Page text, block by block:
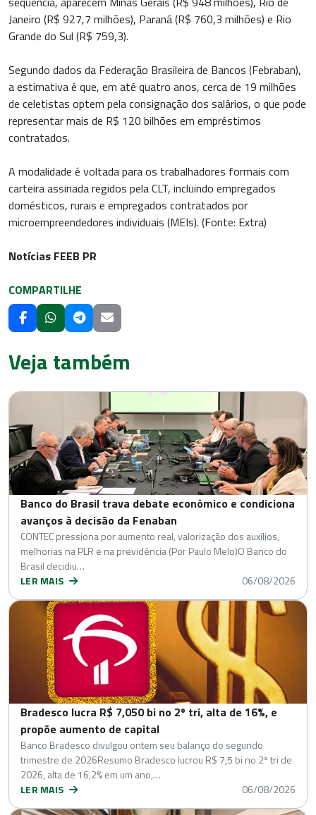
Janeiro (R$ 927,7 milhões), Paraná (R$ 760,3 milhões) e Rio
Grande do Sul (R$ 759,3).
Segundo dados da Federação Brasileira de Bancos (Febraban),
a estimativa é que, em até quatro anos, cerca de 19 milhões
de celetistas optem pela consignação dos salários, o que pode
representar mais de R$ 120 bilhões em empréstimos
contratados.
A modalidade é voltada para os trabalhadores formais com
carteira assinada regidos pela CLT, incluindo empregados
domésticos, rurais e empregados contratados por
microempreendedores individuais (MEIs). (Fonte: Extra)
Notícias FEEB PR
COMPARTILHE
Veja também
Banco do Brasil trava debate econômico e condiciona
avanços à decisão da Fenaban
CONTEC pressiona por aumento real, valorização dos auxílios,
melhorias na PLR e na previdência (Por Paulo Melo)O Banco do
Brasil decidiu…
LER MAIS
06/08/2026
Bradesco lucra R$ 7,050 bi no 2º tri, alta de 16%, e
propõe aumento de capital
Banco Bradesco divulgou ontem seu balanço do segundo
trimestre de 2026Resumo Bradesco lucrou R$ 7,5 bi no 2º tri de
2026, alta de 16,2% em um ano,…
LER MAIS
06/08/2026